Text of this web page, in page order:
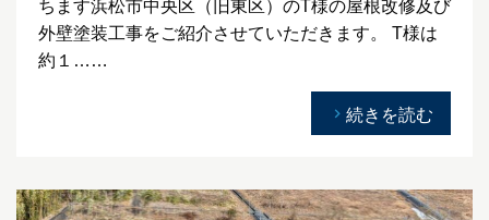
ちます浜松市中央区（旧東区）のT様の屋根改修及び
外壁塗装工事をご紹介させていただきます。 T様は
約１……
続きを読む